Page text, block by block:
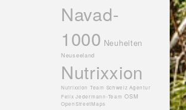
Navad-
1000 Neuheiten
Neuseeland
Nutrixxion
Nutrixxion Team Schweiz Agentur
Felix Jedermann-Team OSM
OpenStreetMaps